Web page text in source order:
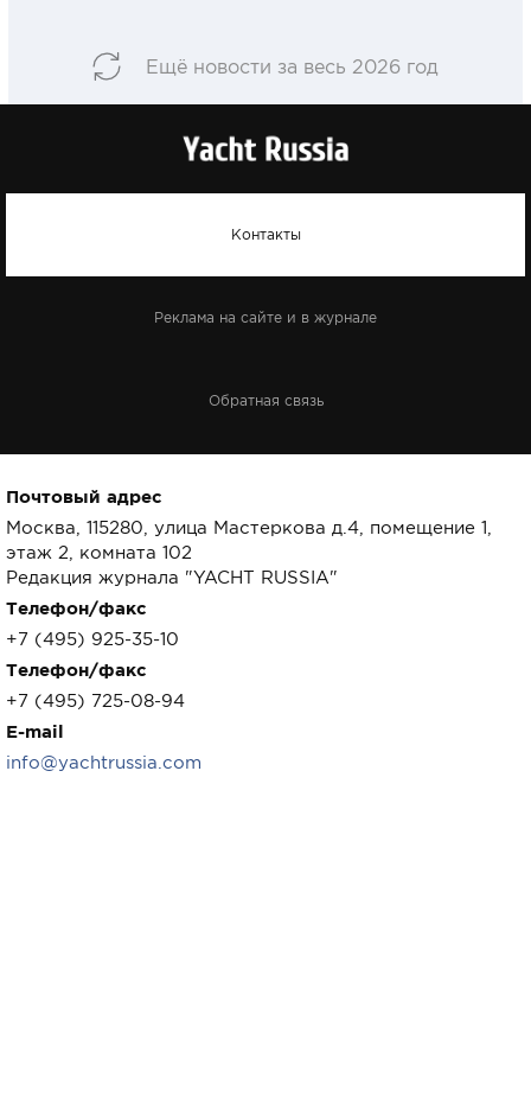
Ещё новости за весь 2026 год
Контакты
Реклама на сайте и в журнале
Обратная связь
Почтовый адрес
Москва, 115280, улица Мастеркова д.4, помещение 1,
этаж 2, комната 102
Редакция журнала "YACHT RUSSIA"
Телефон/факс
+7 (495) 925-35-10
Телефон/факс
+7 (495) 725-08-94
E-mail
info@yachtrussia.com